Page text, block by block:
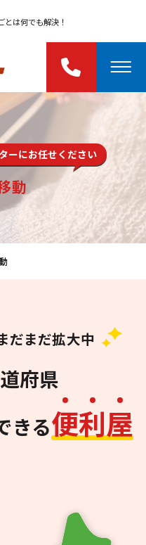
とは何でも解決！
ーにお任せください
動
だまだ拡大中
府県
きる便利屋